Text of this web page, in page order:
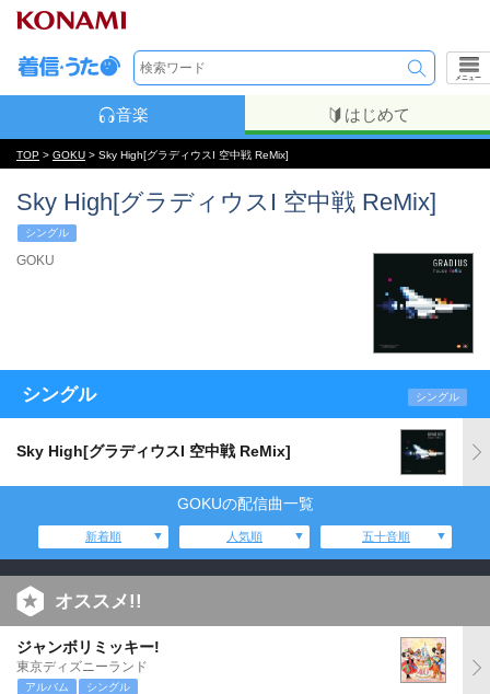
メニュー
音楽 はじめて
TOP > GOKU > Sky High[グラディウスI 空中戦 ReMix]
Sky High[グラディウスI 空中戦 ReMix]
シングル
GOKU
シングル シングル
Sky High[グラディウスI 空中戦 ReMix]
GOKUの配信曲一覧
新着順 人気順 五十音順
オススメ!!
ジャンボリミッキー!
東京ディズニーランド
アルバム シングル